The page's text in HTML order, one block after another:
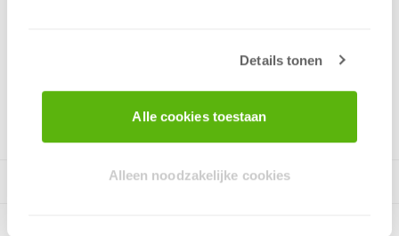
Details tonen
Alle cookies toestaan
Alleen noodzakelijke cookies